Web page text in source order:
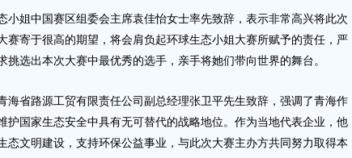
姐中国赛区组委会主席袁佳怡女士率先致辞，表示非常高兴将此次
赛寄于很高的期望，将会肩负起环球生态小姐大赛所赋予的责任，严
挑选出本次大赛中最优秀的选手，亲手将她们带向世界的舞台。
省路源工贸有限责任公司副总经理张卫平先生致辞，强调了青海作
护国家生态安全中具有无可替代的战略地位。作为当地代表企业，他
态文明建设，支持环保公益事业，与此次大赛主办方共同努力取得本